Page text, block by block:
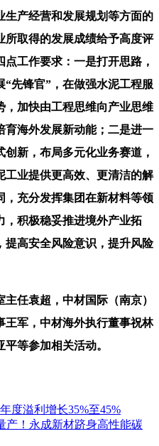
产经营和发展规划等方面的
所取得的发展成绩给予高度评
工作要求：一是打开思路，
先锋官”，在做强水泥工程服
，加快由工程思维向产业思维
育海外发展新动能；二是进一
新，布局多元化业务赛道，
工业提供更高效、更清洁的解
，充分发挥集团在新材料等领
，积极稳妥推进境外产业拓
提高安全风险意识，提升风险
任袁超，中材国际（南京）
王军，中材海外执行董事祝林
等参加相关活动。
度溢利增长35%至45%
产！永成新材跻身高性能碳